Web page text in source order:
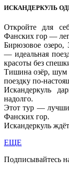
ИСКАНДЕРКУЛЬ
Откройте для
Фанских гор —
Бирюзовое озеро,
— идеальная
красоты без
Тишина озёр, шум
поездку по-
Искандеркуль
надолго.
Этот тур —
Фанских гор.
Искандеркуль
ЕЩЕ
Подписывайтесь